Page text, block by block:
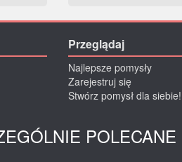
Przeglądaj
Najlepsze pomysły
Zarejestruj się
Stwórz pomysł dla siebie!
POLECANE